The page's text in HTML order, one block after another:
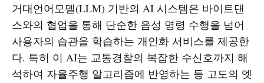
거대언어모델(LLM) 기반의 AI 시스템은 바이트댄
스와의 협업을 통해 단순한 음성 명령 수행을 넘어
사용자의 습관을 학습하는 개인화 서비스를 제공한
다. 특히 이 AI는 교통경찰의 복잡한 수신호까지 해
석하여 자율주행 알고리즘에 반영하는 등 고도의 엣